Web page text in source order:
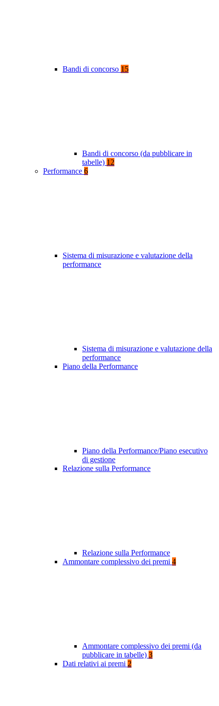
Bandi di concorso 15
Bandi di concorso (da pubblicare in
tabelle) 12
Performance 6
Sistema di misurazione e valutazione della
performance
Sistema di misurazione e valutazione della
performance
Piano della Performance
Piano della Performance/Piano esecutivo
di gestione
Relazione sulla Performance
Relazione sulla Performance
Ammontare complessivo dei premi 4
Ammontare complessivo dei premi (da
pubblicare in tabelle) 3
Dati relativi ai premi 2